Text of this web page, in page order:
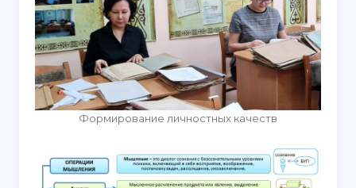
Формирование личностных качеств